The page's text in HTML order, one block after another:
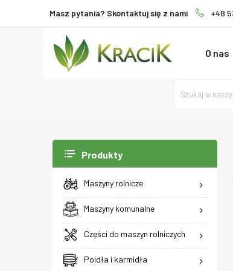
Masz pytania? Skontaktuj się z nami +48
O nas
Produkty
Maszyny rolnicze
Maszyny komunalne
Części do maszyn rolniczych
Poidła i karmidła